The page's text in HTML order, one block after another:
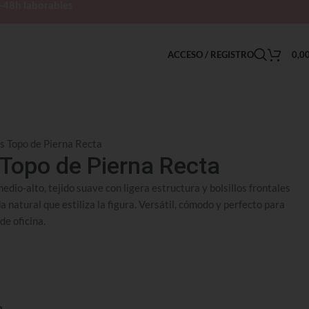
ACCESO / REGISTRO
Topo de Pierna Recta
de Pierna Recta
alto, tejido suave con ligera estructura y bolsillos frontales
natural que estiliza la figura. Versátil, cómodo y perfecto para
oficina.